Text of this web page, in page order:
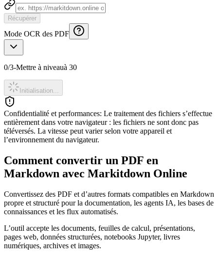
Récupérer
Mode OCR des PDF
0/3-Mettre à niveauà 30
Initialisation...
Confidentialité et performances: Le traitement des fichiers s’effectue
entièrement dans votre navigateur : les fichiers ne sont donc pas
téléversés. La vitesse peut varier selon votre appareil et
l’environnement du navigateur.
Comment convertir un PDF en
Markdown avec Markitdown Online
Convertissez des PDF et d’autres formats compatibles en Markdown
propre et structuré pour la documentation, les agents IA, les bases de
connaissances et les flux automatisés.
L’outil accepte les documents, feuilles de calcul, présentations,
pages web, données structurées, notebooks Jupyter, livres
numériques, archives et images.